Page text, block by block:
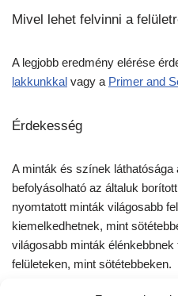
Mivel lehet felvinni a
A legjobb eredmény elérése
lakkunkkal vagy a Primer and
Érdekesség
A minták és színek
befolyásolható az általuk
nyomtatott minták világosabb
kiemelkedhetnek, mint
világosabb minták
felületeken, mint sötétebbeken.